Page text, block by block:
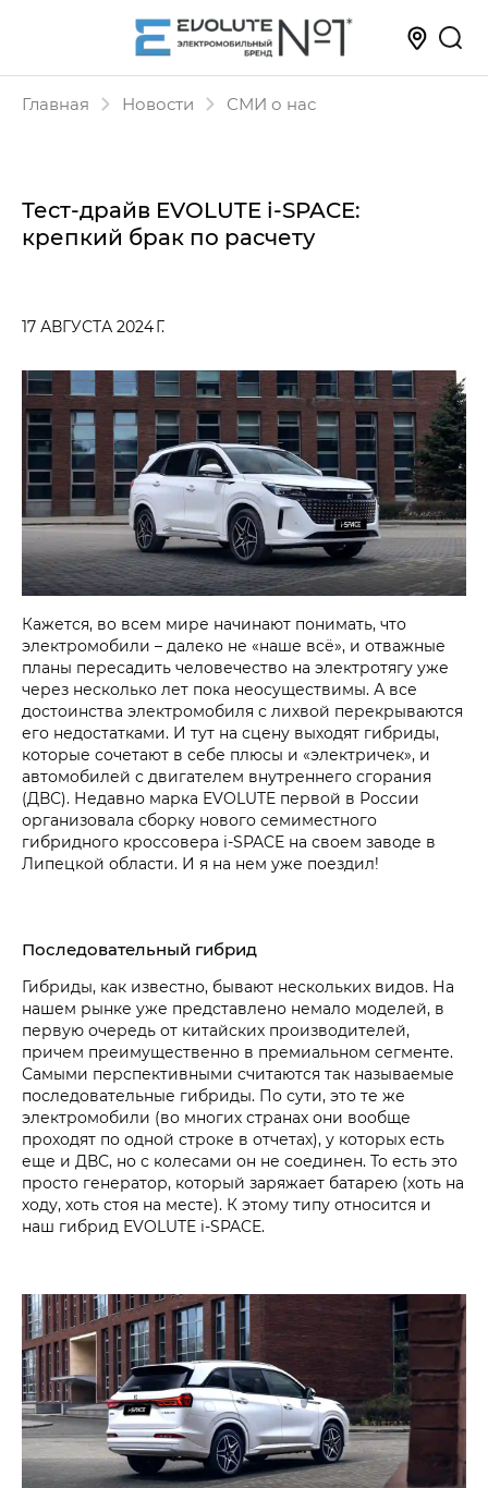
Главная Новости СМИ о нас
Тест-драйв EVOLUTE i‑SPACE:
крепкий брак по расчету
17 АВГУСТА 2024 Г.
Кажется, во всем мире начинают понимать, что
электромобили – далеко не «наше всё», и отважные
планы пересадить человечество на электротягу уже
через несколько лет пока неосуществимы. А все
достоинства электромобиля с лихвой перекрываются
его недостатками. И тут на сцену выходят гибриды,
которые сочетают в себе плюсы и «электричек», и
автомобилей с двигателем внутреннего сгорания
(ДВС). Недавно марка EVOLUTE первой в России
организовала сборку нового семиместного
гибридного кроссовера i‑SPACE на своем заводе в
Липецкой области. И я на нем уже поездил!
Последовательный гибрид
Гибриды, как известно, бывают нескольких видов. На
нашем рынке уже представлено немало моделей, в
первую очередь от китайских производителей,
причем преимущественно в премиальном сегменте.
Самыми перспективными считаются так называемые
последовательные гибриды. По сути, это те же
электромобили (во многих странах они вообще
проходят по одной строке в отчетах), у которых есть
еще и ДВС, но с колесами он не соединен. То есть это
просто генератор, который заряжает батарею (хоть на
ходу, хоть стоя на месте). К этому типу относится и
наш гибрид EVOLUTE i‑SPACE.